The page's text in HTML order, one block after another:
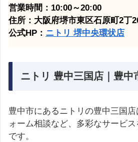
営業時間：10:00～20:00
住所：大阪府堺市東区石原町2丁
公式HP： ニトリ 堺中央環状店
ニトリ 豊中三国店｜豊中
豊中市にあるニトリの豊中三国
ォーム相談など、多彩なサービ
です。